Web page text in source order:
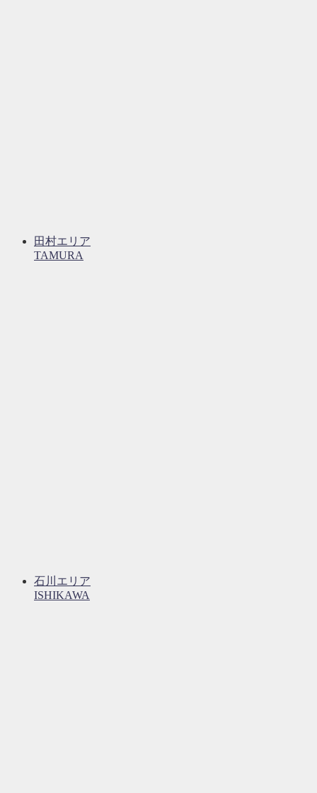
田村エリア
TAMURA
石川エリア
ISHIKAWA